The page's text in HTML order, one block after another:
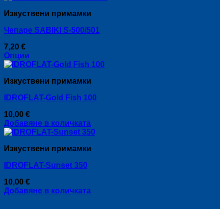
Изкуствени примамки
Чепаре SABIKI S-500/501
7,20 €
Опции
This
has
variants.
options
may
be
on
the
product
page
Изкуствени примамки
IDROFLAT-Gold Fish 100
10,00 €
Добавяне в количката
Изкуствени примамки
IDROFLAT-Sunset 350
10,00 €
Добавяне в количката